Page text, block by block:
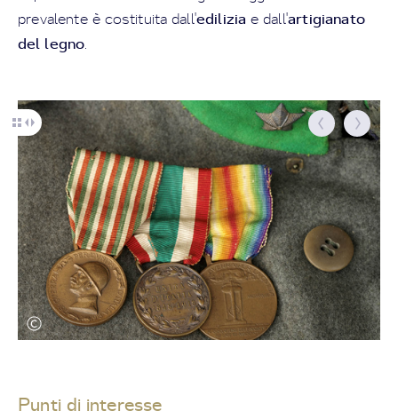
prevalente è costituita dall'edilizia e dall'artigianato
del legno.
Punti di interesse